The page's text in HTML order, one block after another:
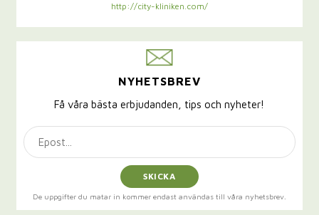
http://city-kliniken.com/
NYHETSBREV
Få våra bästa erbjudanden, tips och nyheter!
SKICKA
De uppgifter du matar in kommer endast användas till våra nyhetsbrev.